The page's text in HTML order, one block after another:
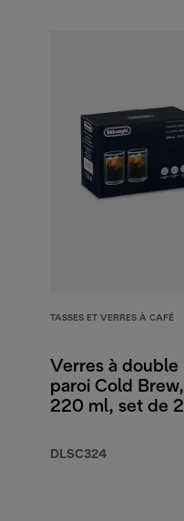
TASSES ET VERRES À CAFÉ
Verres à double
paroi Cold Brew,
220 ml, set de 2
DLSC324